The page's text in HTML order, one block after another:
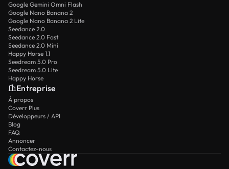
Google Gemini Omni Flash
Google Nano Banana 2
Google Nano Banana 2 Lite
Seedance 2.0
Seedance 2.0 Fast
Seedance 2.0 Mini
Happy Horse 1.1
Seedream 5.0 Pro
Seedream 5.0 Lite
Happy Horse
Entreprise
À propos
Coverr Plus
Développeurs / API
Blog
FAQ
Annoncer
Contactez-nous